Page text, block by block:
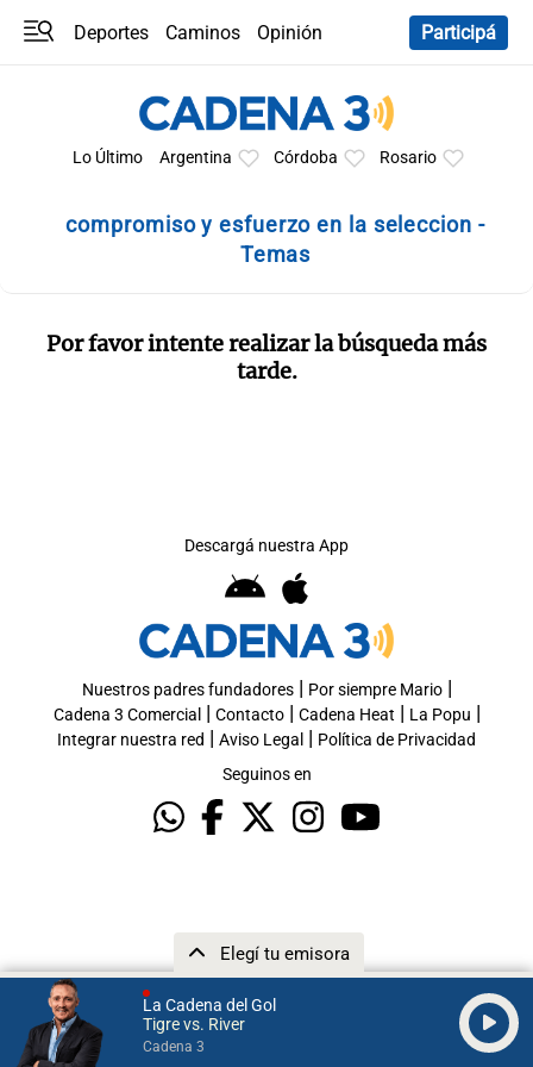
La Cadena del Gol
Tigre vs. River
Cadena 3
Elegí tu emisora
Deportes Caminos
Opinión
Participá
Lo Último Argentina Córdoba Rosario
compromiso y esfuerzo en la seleccion -
Temas
Por favor intente realizar la búsqueda más
tarde.
Descargá nuestra App
Nuestros padres fundadores| Por siempre Mario|
Cadena 3 Comercial | Contacto| Cadena Heat | La Popu |
Integrar nuestra red | Aviso Legal | Política de Privacidad
Seguinos en